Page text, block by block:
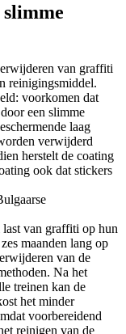
van graffiti
reinigingsmiddel.
voorkomen dat
een slimme
laag
verwijderd
herstelt de coating
ook dat stickers
last van graffiti op hun
maanden lang op
van de
Na het
treinen kan de
het minder
voorbereidend
reinigen van de